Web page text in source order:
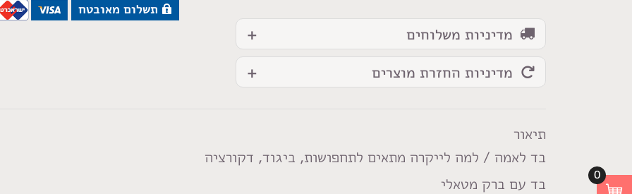
מדיניות משלוחים
מדיניות החזרת מוצרים
תשלום מאובטח
תיאור
בד לאמה / למה לייקרה מתאים לתחפושות, ביגוד, דקורציה
בד עם ברק מטאלי
0